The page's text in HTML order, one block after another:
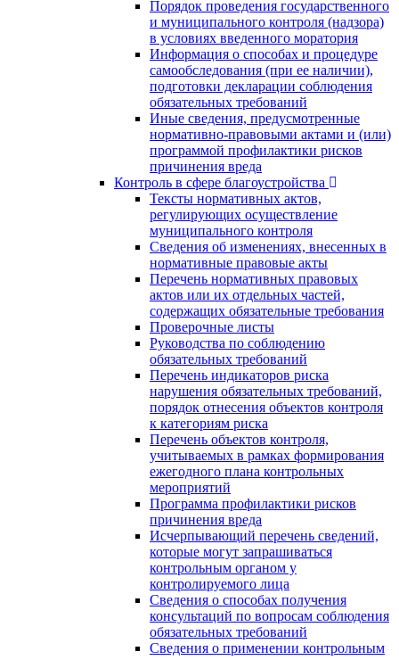
Порядок проведения государственного
и муниципального контроля (надзора)
в условиях введенного моратория
Информация о способах и процедуре
самообследования (при ее наличии),
подготовки декларации соблюдения
обязательных требований
Иные сведения, предусмотренные
нормативно-правовыми актами и (или)
программой профилактики рисков
причинения вреда
Контроль в сфере благоустройства
Тексты нормативных актов,
регулирующих осуществление
муниципального контроля
Сведения об изменениях, внесенных в
нормативные правовые акты
Перечень нормативных правовых
актов или их отдельных частей,
содержащих обязательные требования
Проверочные листы
Руководства по соблюдению
обязательных требований
Перечень индикаторов риска
нарушения обязательных требований,
порядок отнесения объектов контроля
к категориям риска
Перечень объектов контроля,
учитываемых в рамках формирования
ежегодного плана контрольных
мероприятий
Программа профилактики рисков
причинения вреда
Исчерпывающий перечень сведений,
которые могут запрашиваться
контрольным органом у
контролируемого лица
Сведения о способах получения
консультаций по вопросам соблюдения
обязательных требований
Сведения о применении контрольным